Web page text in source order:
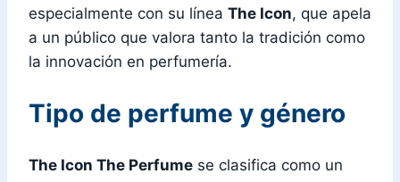
especialmente con su línea The Icon, que apela
a un público que valora tanto la tradición como
la innovación en perfumería.
Tipo de perfume y género
The Icon The Perfume se clasifica como un